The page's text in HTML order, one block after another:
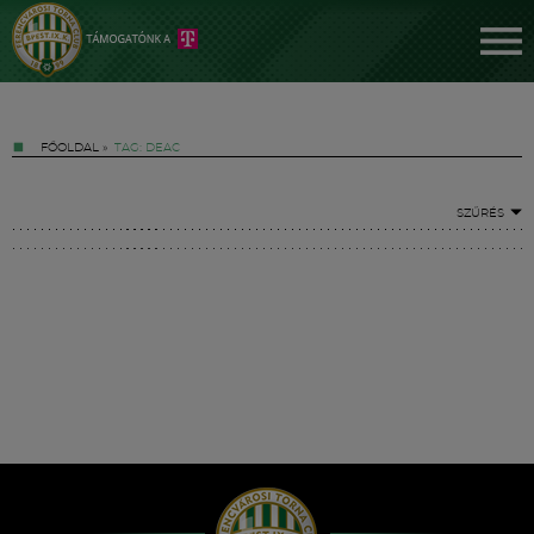
FŐOLDAL » TAG: DEAC
SZŰRÉS
Hírek